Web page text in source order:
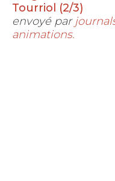
Tourriol (2/3)
envoyé par
animations.